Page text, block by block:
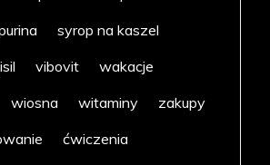
syrop na kaszel
vibovit
wakacje
wiosna witaminy
zakupy
ćwiczenia